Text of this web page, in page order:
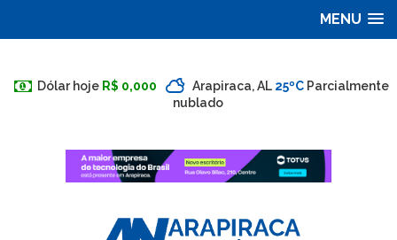
MENU
Dólar hoje R$ 0,000 Arapiraca, AL 25ºC Parcialmente
nublado